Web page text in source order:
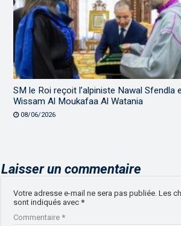
SM le Roi reçoit l’alpiniste Nawal Sfendla
Wissam Al Moukafaa Al Watania
08/06/2026
Laisser un commentaire
Votre adresse e-mail ne sera pas publiée. Les
sont indiqués avec*
Commentaire*